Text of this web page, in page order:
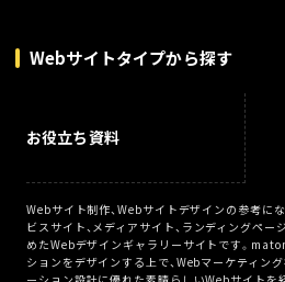
Webサイトタイプから探す
お役立ち資料
Webサイト制作、Webサイトデザインの参考に
ビスサイト、メディアサイト、ランディングペー
めたWebデザインギャラリーサイトです。
ションをデザインする上で、Webマーケティン